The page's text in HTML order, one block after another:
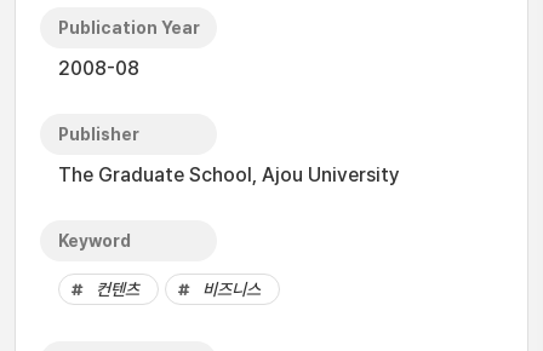
Publication Year
2008-08
Publisher
The Graduate School, Ajou University
Keyword
컨텐츠 비즈니스